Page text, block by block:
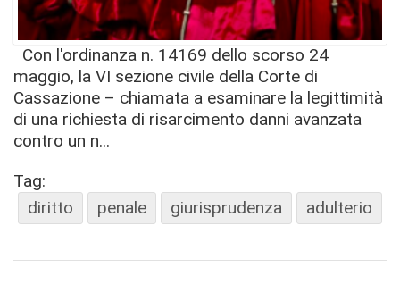
Con l'ordinanza n. 14169 dello scorso 24
maggio, la VI sezione civile della Corte di
Cassazione – chiamata a esaminare la legittimità
di una richiesta di risarcimento danni avanzata
contro un n...
Tag:
diritto
penale giurisprudenza adulterio